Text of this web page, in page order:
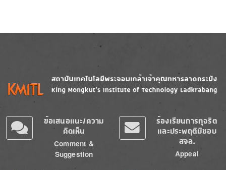
Image
ข้อเสนอแนะ/ความ
คิดเห็น
Comment &
Suggestion
ร้องเรียนการทุจริต
และประพฤติมิชอบ
สจล.
Appeal